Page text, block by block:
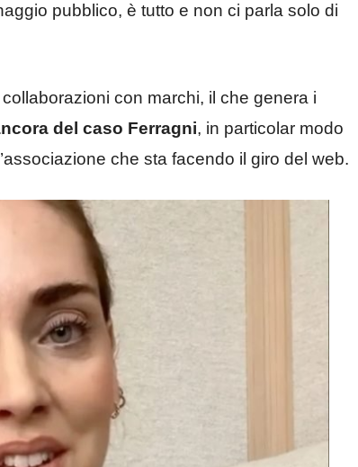
pubblico, è tutto e non ci parla solo di
con marchi, il che genera i
del caso Ferragni, in particolar modo
che sta facendo il giro del web.